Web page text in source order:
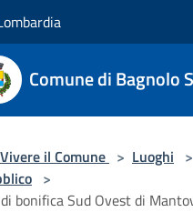
Comune di Bagnolo
Vivere il Comune > Luoghi >
>
bonifica Sud Ovest di